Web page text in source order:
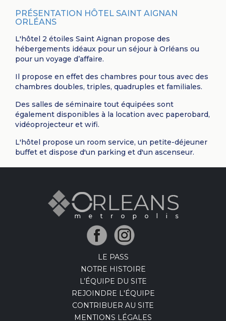
PRÉSENTATION HÔTEL SAINT AIGNAN
ORLÉANS
L'hôtel 2 étoiles Saint Aignan propose des
hébergements idéaux pour un séjour à Orléans ou
pour un voyage d’affaire.
Il propose en effet des chambres pour tous avec des
chambres doubles, triples, quadruples et familiales.
Des salles de séminaire tout équipées sont
également disponibles à la location avec paperobard,
vidéoprojecteur et wifi.
L'hôtel propose un room service, un petite-déjeuner
buffet et dispose d'un parking et d'un ascenseur.
LE PASS
NOTRE HISTOIRE
L’ÉQUIPE DU SITE
REJOINDRE L'ÉQUIPE
CONTRIBUER AU SITE
MENTIONS LÉGALES